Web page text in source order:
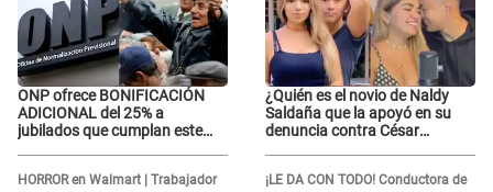
ONP ofrece BONIFICACIÓN
ADICIONAL del 25% a
jubilados que cumplan este
HORROR en Walmart | Trabajador
¿Quién es el novio de Naldy
Saldaña que la apoyó en su
denuncia contra César
¡LE DA CON TODO! Conductora de